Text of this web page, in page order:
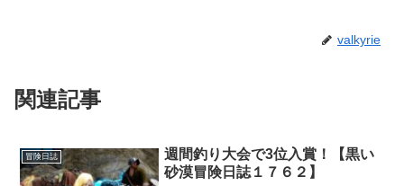
valkyrie
関連記事
冒険日誌
週間釣り大会で3位入賞！【黒い
砂漠冒険日誌１７６２】